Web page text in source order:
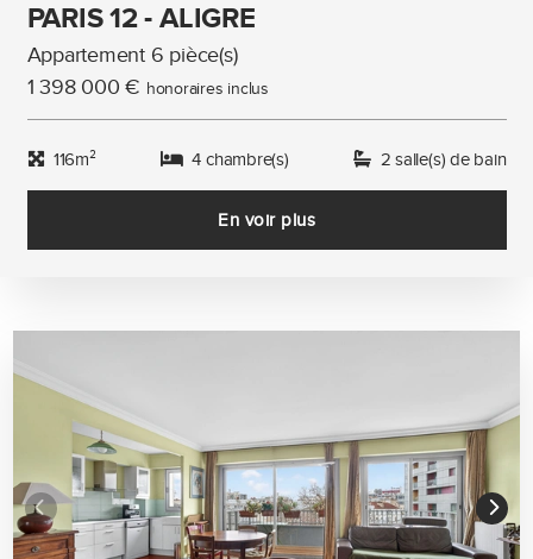
PARIS 12 - ALIGRE
Appartement 6 pièce(s)
1 398 000 € honoraires inclus
116m² 4 chambre(s) 2 salle(s) de bain
En voir plus